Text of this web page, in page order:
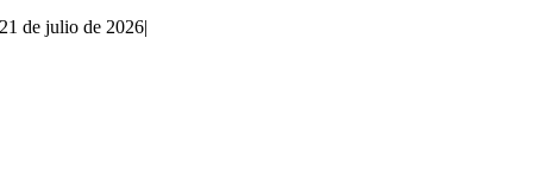
21 de julio de 2026|